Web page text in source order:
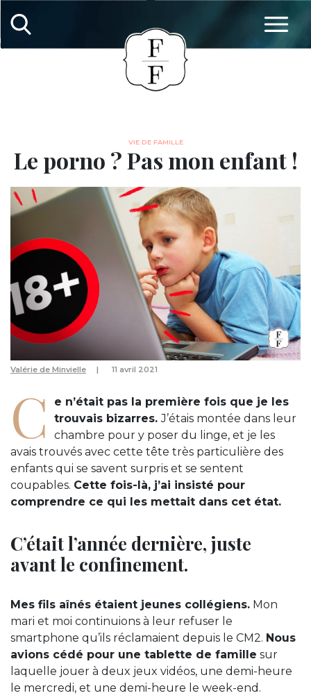
VIE DE FAMILLE
Le porno ? Pas mon enfant !
Valérie de Minvielle 11 avril 2021
C
e n’était pas la première fois que je les
trouvais bizarres.J’étais montée dans leur
chambre pour y poser du linge, et je les
avais trouvés avec cette tête très particulière des
enfants qui se savent surpris et se sentent
coupables. Cette fois-là, j’ai insisté pour
comprendre ce qui les mettait dans cet état.
C’était l’année dernière, juste
avant le confinement.
Mes fils aînés étaient jeunes collégiens. Mon
mari et moi continuions à leur refuser le
smartphone qu’ils réclamaient depuis le CM2. Nous
avions cédé pour une tablette de famille sur
laquelle jouer à deux jeux vidéos, une demi-heure
le mercredi, et une demi-heure le week-end.